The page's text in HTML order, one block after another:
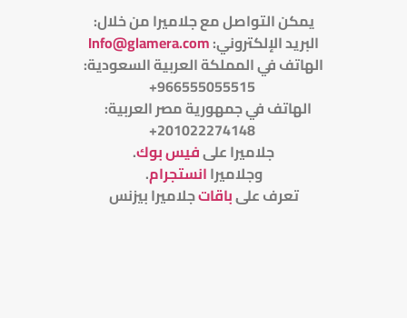
يمكن التواصل مع جلاميرا من خلال:
البريد الإلكتروني:
Info@glamera.com
الهاتف في المملكة العربية السعودية:
الهاتف في جمهورية مصر العربية:
جلاميرا علىفيس بوك.
وجلاميراانستجرام.
تعرف علىباقاتجلاميرا بيزنس